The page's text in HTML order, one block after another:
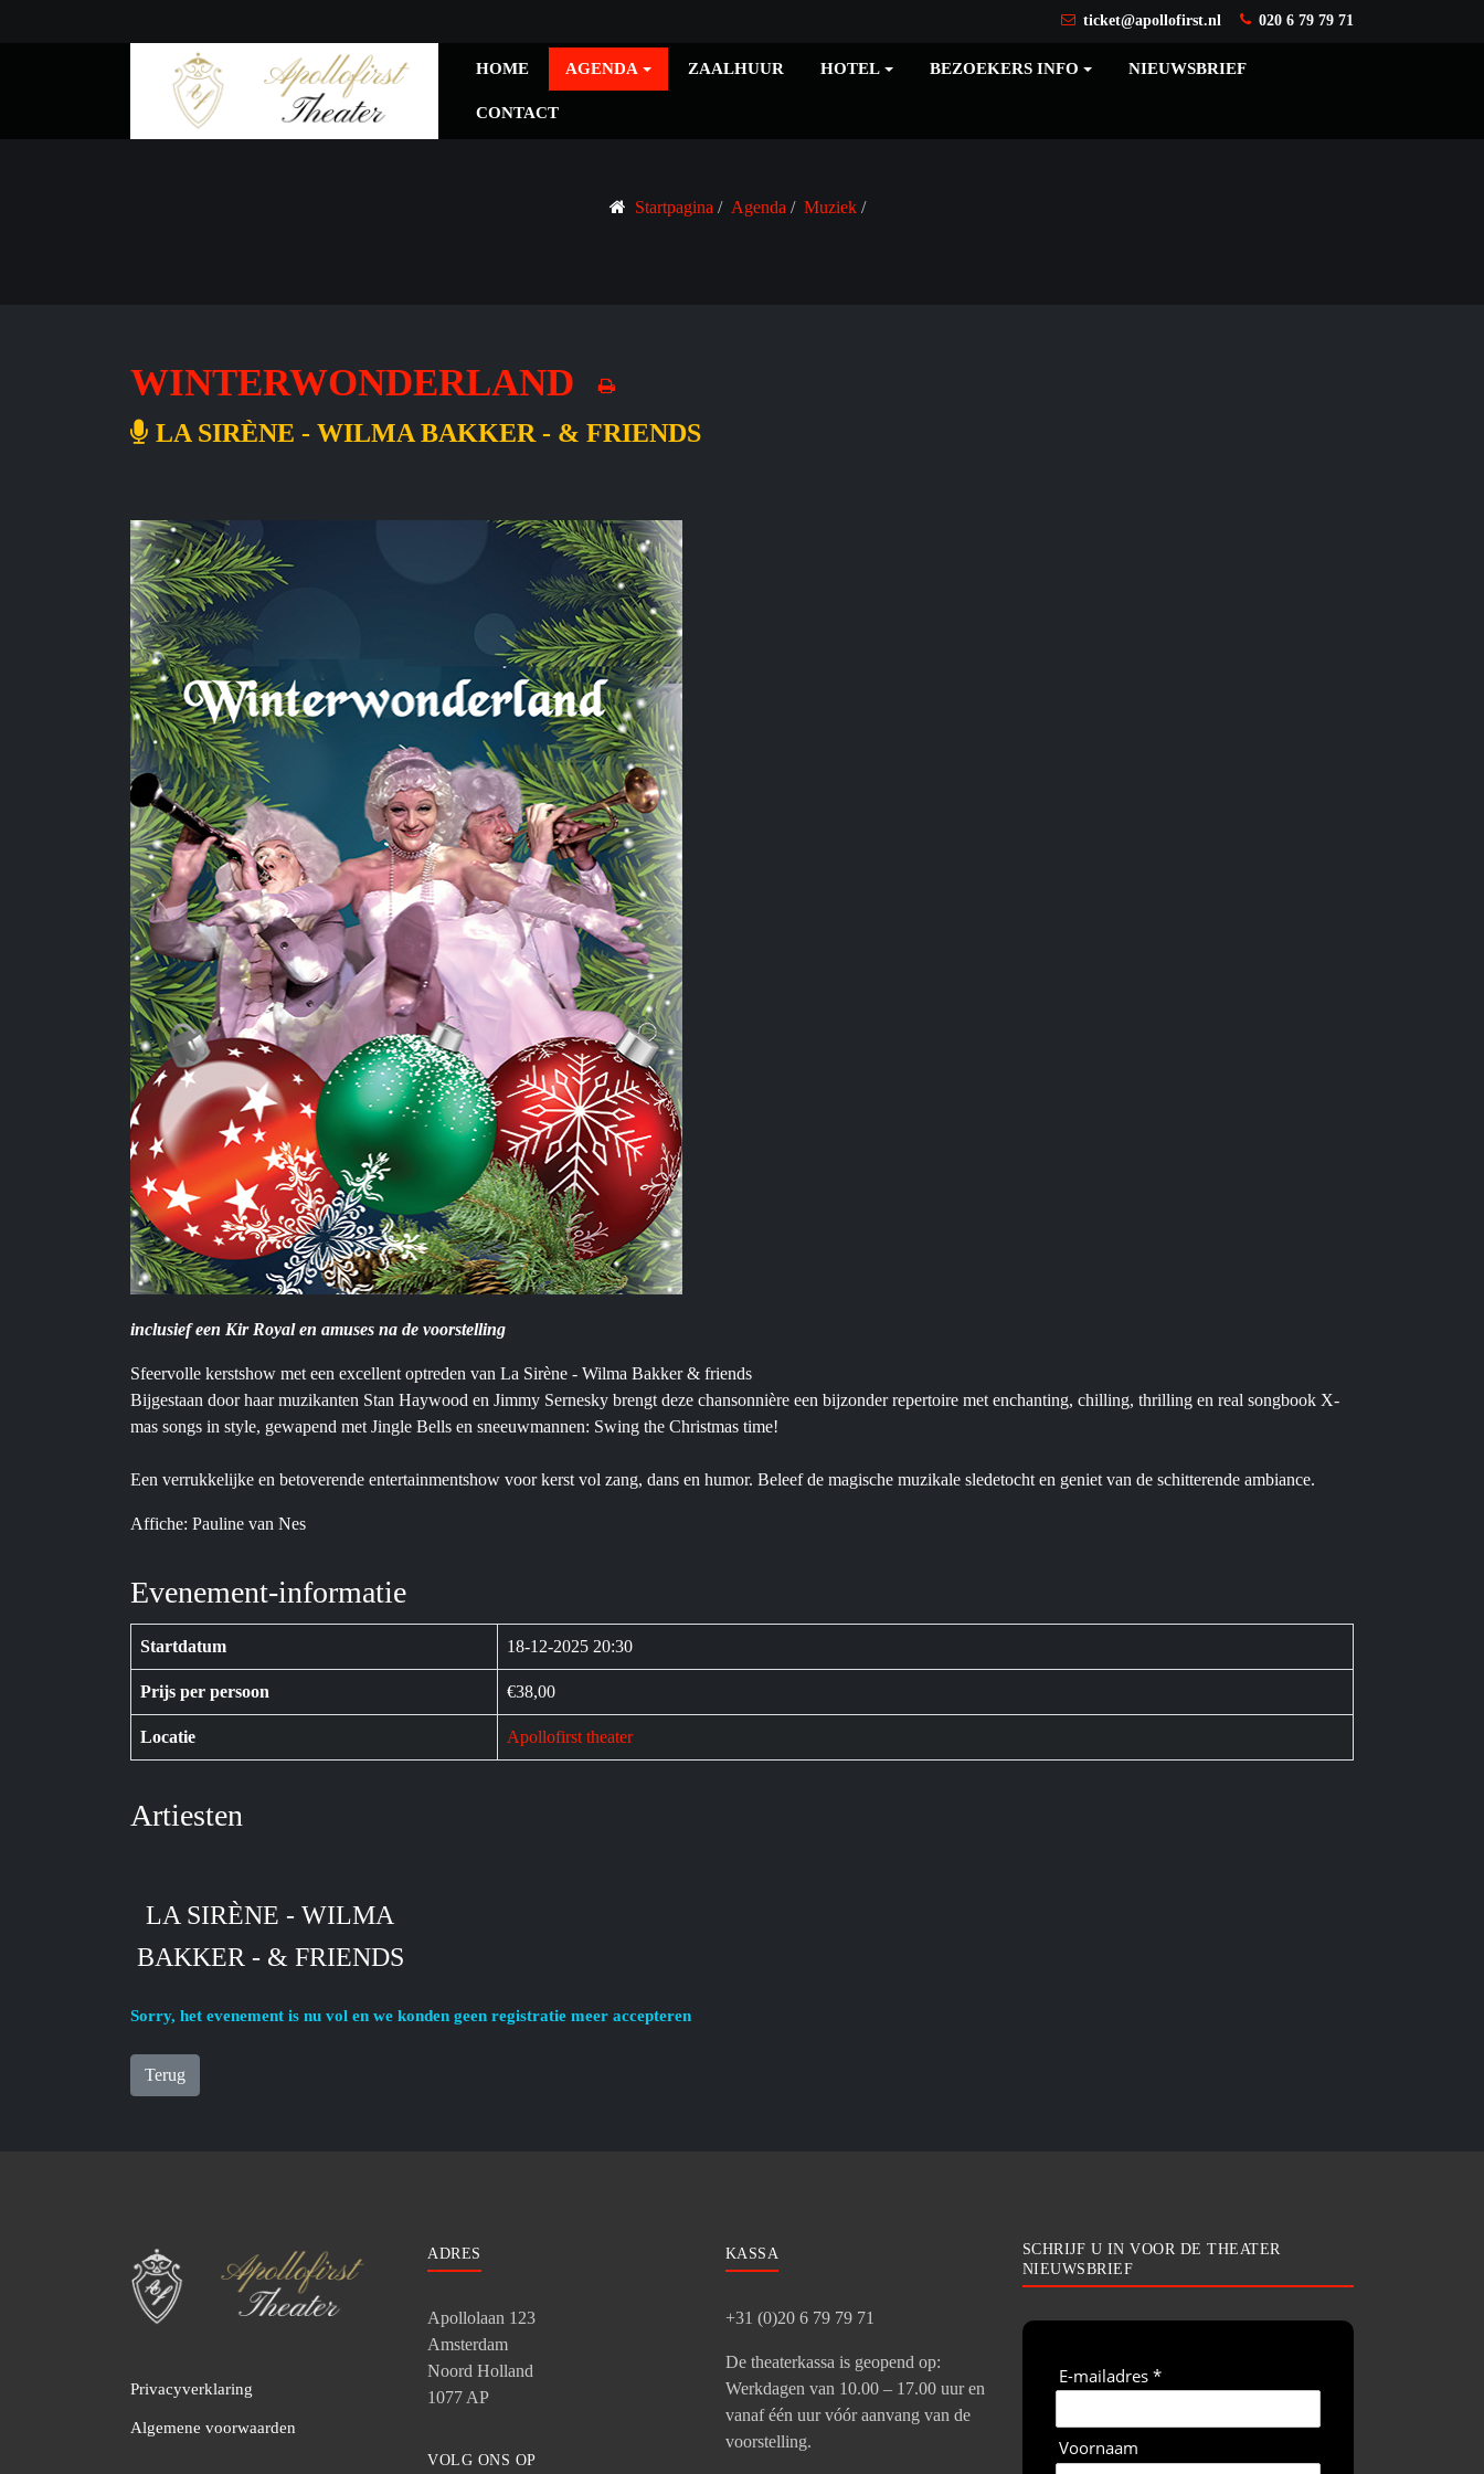
ticket@apollofirst.nl 020 6 79 79 71
HOME AGENDA ZAALHUUR HOTEL BEZOEKERS INFO NIEUWSBRIEF
CONTACT
Startpagina Agenda Muziek
WINTERWONDERLAND
LA SIRÈNE - WILMA BAKKER - & FRIENDS
inclusief een Kir Royal en amuses na de voorstelling
Sfeervolle kerstshow met een excellent optreden van La Sirène - Wilma Bakker & friends
Bijgestaan door haar muzikanten Stan Haywood en Jimmy Sernesky brengt deze chansonnière een bijzonder repertoire met enchanting, chilling, thrilling en real songbook X-
mas songs in style, gewapend met Jingle Bells en sneeuwmannen: Swing the Christmas time!
Een verrukkelijke en betoverende entertainmentshow voor kerst vol zang, dans en humor. Beleef de magische muzikale sledetocht en geniet van de schitterende ambiance.
Affiche: Pauline van Nes
Evenement-informatie
Startdatum 18-12-2025 20:30
Prijs per persoon €38,00
Locatie Apollofirst theater
Artiesten
LA SIRÈNE - WILMA
BAKKER - & FRIENDS
Sorry, het evenement is nu vol en we konden geen registratie meer accepteren
Terug
Privacyverklaring
Algemene voorwaarden
ADRES
Apollolaan 123
Amsterdam
Noord Holland
1077 AP
VOLG ONS OP
KASSA
+31 (0)20 6 79 79 71
De theaterkassa is geopend op:
Werkdagen van 10.00 – 17.00 uur en
vanaf één uur vóór aanvang van de
voorstelling.
SCHRIJF U IN VOOR DE THEATER
NIEUWSBRIEF
E-mailadres *
Voornaam